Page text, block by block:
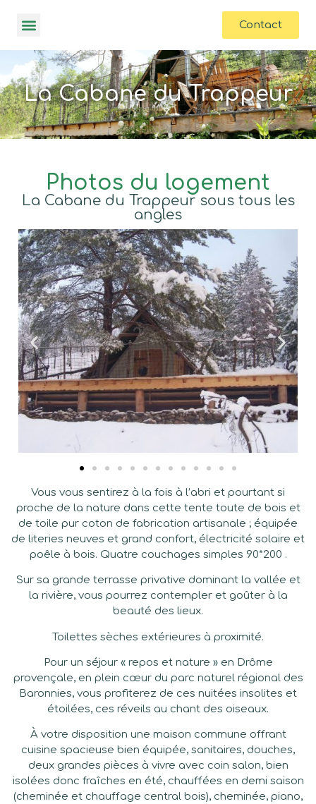
principal
Contact
La Cabane du Trappeur
Photos du logement
La Cabane du Trappeur sous tous les
angles
Vous vous sentirez à la fois à l’abri et pourtant si
proche de la nature dans cette tente toute de bois et
de toile pur coton de fabrication artisanale ; équipée
de literies neuves et grand confort, électricité solaire et
poêle à bois. Quatre couchages simples 90*200 .
Sur sa grande terrasse privative dominant la vallée et
la rivière, vous pourrez contempler et goûter à la
beauté des lieux.
Toilettes sèches extérieures à proximité.
Pour un séjour « repos et nature » en Drôme
provençale, en plein cœur du parc naturel régional des
Baronnies, vous profiterez de ces nuitées insolites et
étoilées, ces réveils au chant des oiseaux.
À votre disposition une maison commune offrant
cuisine spacieuse bien équipée, sanitaires, douches,
deux grandes pièces à vivre avec coin salon, bien
isolées donc fraîches en été, chauffées en demi saison
(cheminée et chauffage central bois), cheminée, piano,